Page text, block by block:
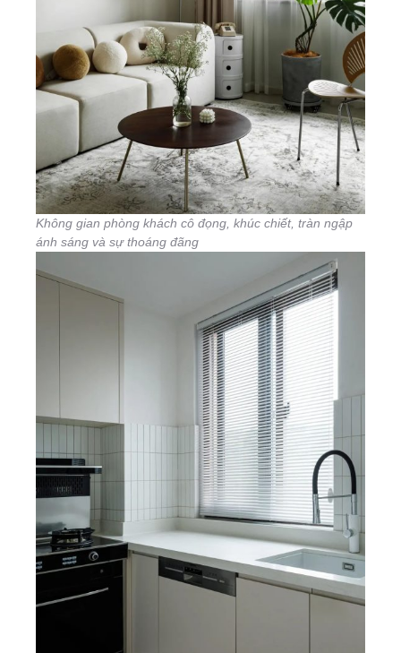
Không gian phòng khách cô đọng, khúc chiết, tràn ngập
ánh sáng và sự thoáng đãng